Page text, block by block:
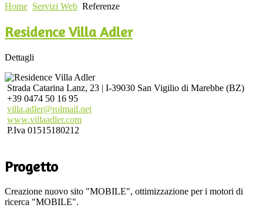
Home Servizi Web Referenze
Residence Villa Adler
Dettagli
Strada Catarina Lanz, 23 | I-39030 San Vigilio di Marebbe (BZ)
+39 0474 50 16 95
villa.adler@rolmail.net
www.villaadler.com
P.Iva 01515180212
Progetto
Creazione nuovo sito "MOBILE", ottimizzazione per i motori di
ricerca "MOBILE".